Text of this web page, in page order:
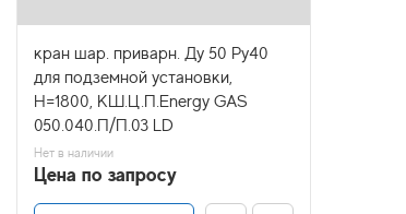
кран шар. приварн. Ду 50 Ру40
для подземной установки,
H=1800, КШ.Ц.П.Energy GAS
050.040.П/П.03 LD
Нет в наличии
Цена по запросу